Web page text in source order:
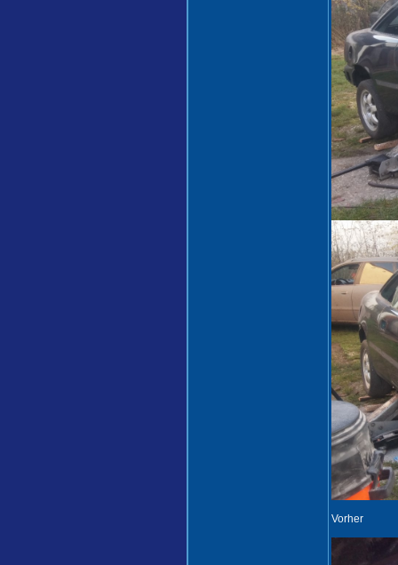
Vorher